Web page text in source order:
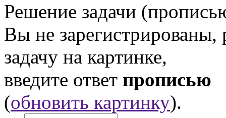
Решение задачи
Вы не
задачу на картинке,
введите ответ прописью
(обновить картинку).